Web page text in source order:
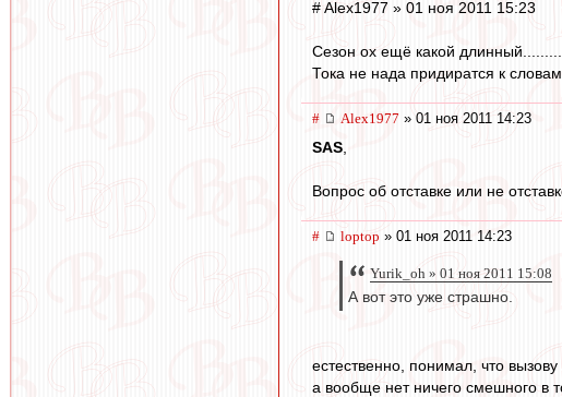
# Alex1977 » 01 ноя 2011 15:23
Сезон ох ещё какой
Тока не нада придиратся к
# Alex1977 » 01 ноя 2011 14:23
SAS
Вопрос об отставке или не
# loptop » 01 ноя 2011 14:23
Yurik_oh » 01 ноя 2011 15:08
А вот это уже страшно.
естественно, понимал, что
а вообще нет ничего смешного в